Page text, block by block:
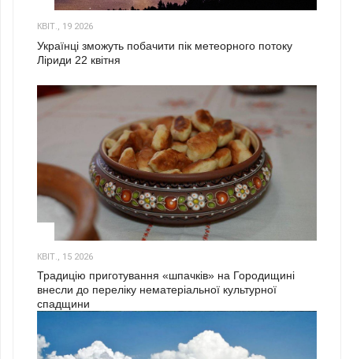
КВІТ., 19 2026
Українці зможуть побачити пік метеорного потоку
Ліриди 22 квітня
КВІТ., 15 2026
Традицію приготування «шпачків» на Городищині
внесли до переліку нематеріальної культурної
спадщини